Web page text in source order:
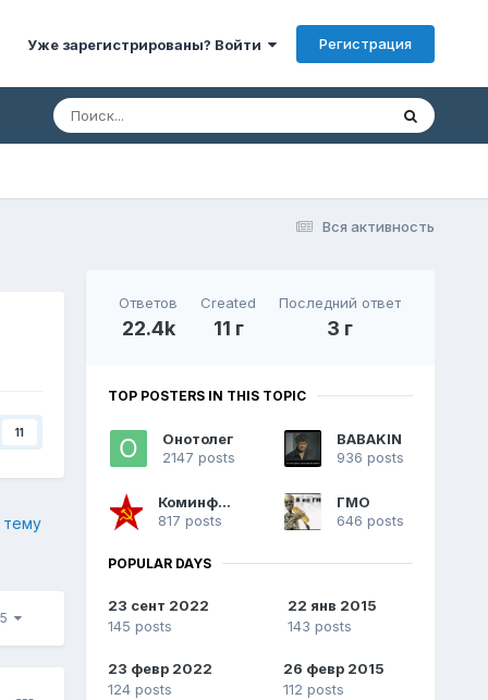
Уже зарегистрированы? Войти Регистрация
Вся активность
11
Ответов
22.4k
Created
11 г
Последний ответ
3 г
TOP POSTERS IN THIS TOPIC
Онотолег
2147 posts
BABAKIN
936 posts
Коминформ
817 posts
ГМО
646 posts
POPULAR DAYS
23 сент 2022
145 posts
22 янв 2015
143 posts
23 февр 2022
124 posts
26 февр 2015
112 posts